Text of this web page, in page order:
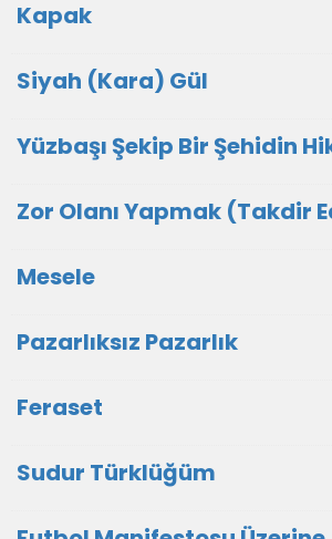
Kapak
Siyah (Kara) Gül
Yüzbaşı Şekip Bir Şehidin
Zor Olanı Yapmak (Takdir
Mesele
Pazarlıksız Pazarlık
Feraset
Sudur Türklüğüm